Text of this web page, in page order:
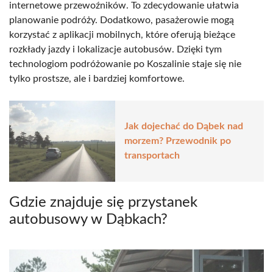
internetowe przewoźników. To zdecydowanie ułatwia
planowanie podróży. Dodatkowo, pasażerowie mogą
korzystać z aplikacji mobilnych, które oferują bieżące
rozkłady jazdy i lokalizacje autobusów. Dzięki tym
technologiom podróżowanie po Koszalinie staje się nie
tylko prostsze, ale i bardziej komfortowe.
Jak dojechać do Dąbek nad
morzem? Przewodnik po
transportach
Gdzie znajduje się przystanek
autobusowy w Dąbkach?